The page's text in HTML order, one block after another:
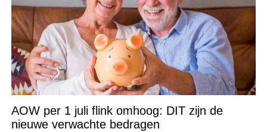
AOW per 1 juli flink omhoog: DIT zijn de
nieuwe verwachte bedragen